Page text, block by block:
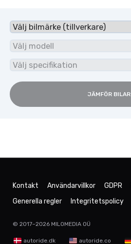
JÄMFÖR BILAR
Kontakt Användarvillkor GDPR
Generella regler
Integritetspolicy
© 2017–2026 MILOMEDIA OÜ
autoride.dk autoride.co